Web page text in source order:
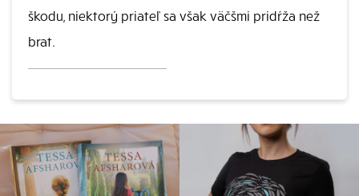
škodu, niektorý priateľ sa však väčšmi pridŕža než
brat.